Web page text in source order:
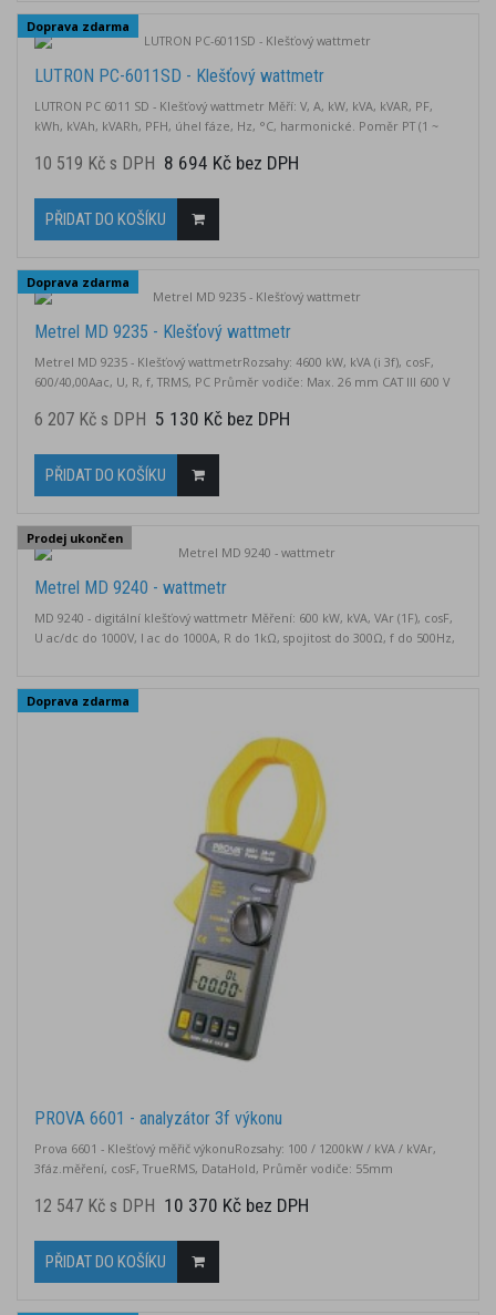
Doprava zdarma
LUTRON PC-6011SD - Klešťový wattmetr
LUTRON PC 6011 SD - Klešťový wattmetr Měří: V, A, kW, kVA, kVAR, PF,
kWh, kVAh, kVARh, PFH, úhel fáze, Hz, °C, harmonické. Poměr PT (1 ~
THD True-RMS Grafické zobrazení průběhů Průměr kleštin 57 mm Micro
10 519 Kč s DPH 8 694 Kč bez DPH
PŘIDAT DO KOŠÍKU
Doprava zdarma
Metrel MD 9235 - Klešťový wattmetr
Metrel MD 9235 - Klešťový wattmetrRozsahy: 4600 kW, kVA (i 3f), cosF,
600/40,00Aac, U, R, f, TRMS, PC Průměr vodiče: Max. 26 mm CAT III 600 V
6 207 Kč s DPH 5 130 Kč bez DPH
PŘIDAT DO KOŠÍKU
Prodej ukončen
Metrel MD 9240 - wattmetr
MD 9240 - digitální klešťový wattmetr Měření: 600 kW, kVA, VAr (1F), cosF,
U ac/dc do 1000V, I ac do 1000A, R do 1kΩ, spojitost do 300Ω, f do 500Hz,
Doprava zdarma
PROVA 6601 - analyzátor 3f výkonu
Prova 6601 - Klešťový měřič výkonuRozsahy: 100 / 1200kW / kVA / kVAr,
3fáz.měření, cosF, TrueRMS, DataHold, Průměr vodiče: 55mm
12 547 Kč s DPH 10 370 Kč bez DPH
PŘIDAT DO KOŠÍKU